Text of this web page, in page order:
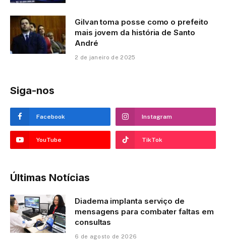
Gilvan toma posse como o prefeito
mais jovem da história de Santo
André
2 de janeiro de 2025
Siga-nos
Facebook Instagram
YouTube TikTok
Últimas Notícias
Diadema implanta serviço de
mensagens para combater faltas em
consultas
6 de agosto de 2026